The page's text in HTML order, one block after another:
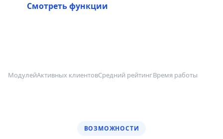
Смотреть функции
МодулейАктивных клиентовСредний рейтингВремя работы
ВОЗМОЖНОСТИ